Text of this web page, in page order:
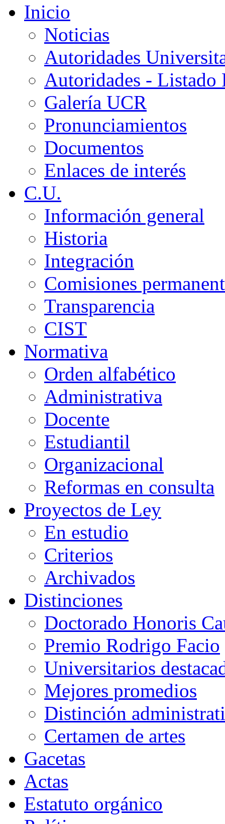
Inicio
Noticias
Autoridades
Autoridades - Listado
Galería UCR
Pronunciamientos
Documentos
Enlaces de interés
C.U.
Información general
Historia
Integración
Comisiones
Transparencia
CIST
Normativa
Orden alfabético
Administrativa
Docente
Estudiantil
Organizacional
Reformas en consulta
Proyectos de Ley
En estudio
Criterios
Archivados
Distinciones
Doctorado Honoris
Premio Rodrigo Facio
Universitarios
Mejores promedios
Distinción
Certamen de artes
Gacetas
Actas
Estatuto orgánico